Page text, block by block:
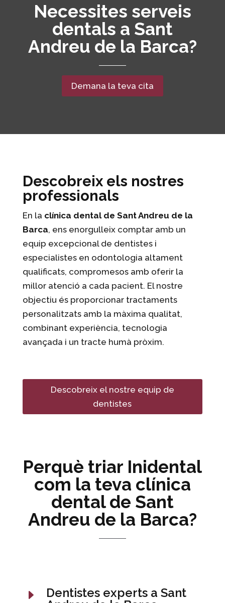
Necessites serveis
dentals a Sant
Andreu de la Barca?
Demana la teva cita
Descobreix els nostres
professionals
En la clínica dental de Sant Andreu de la
Barca, ens enorgulleix comptar amb un
equip excepcional de dentistes i
especialistes en odontologia altament
qualificats, compromesos amb oferir la
millor atenció a cada pacient. El nostre
objectiu és proporcionar tractaments
personalitzats amb la màxima qualitat,
combinant experiència, tecnologia
avançada i un tracte humà pròxim.
Descobreix el nostre equip de
dentistes
Perquè triar Inidental
com la teva clínica
dental de Sant
Andreu de la Barca?
E
Dentistes experts a Sant